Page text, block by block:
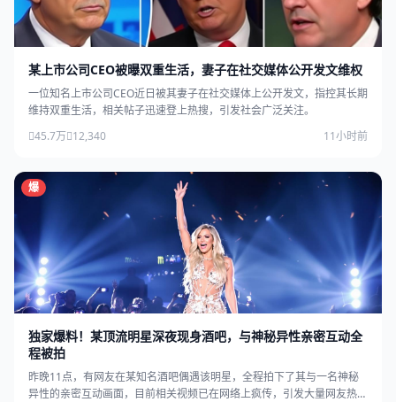
某上市公司CEO被曝双重生活，妻子在社交媒体公开发文维权
一位知名上市公司CEO近日被其妻子在社交媒体上公开发文，指控其长期
维持双重生活，相关帖子迅速登上热搜，引发社会广泛关注。
45.7万 12,340 11小时前
爆
独家爆料！某顶流明星深夜现身酒吧，与神秘异性亲密互动全
程被拍
昨晚11点，有网友在某知名酒吧偶遇该明星，全程拍下了其与一名神秘
异性的亲密互动画面，目前相关视频已在网络上疯传，引发大量网友热